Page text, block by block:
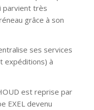
parvient très
grâce à son
ses services
expéditions) à
est reprise par
EXEL devenu